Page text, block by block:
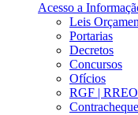
Acesso a
Leis
Portarias
Decretos
Concursos
Ofícios
RGF | RREO